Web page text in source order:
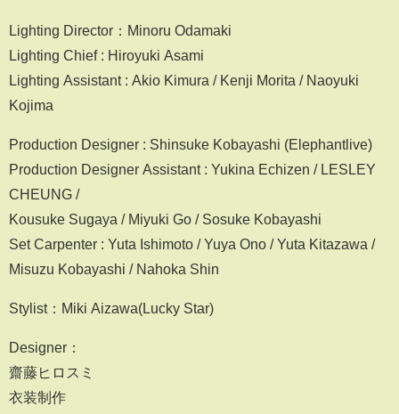
Lighting Director：Minoru Odamaki
Lighting Chief : Hiroyuki Asami
Lighting Assistant : Akio Kimura / Kenji Morita / Naoyuki
Kojima
Production Designer : Shinsuke Kobayashi (Elephantlive)
Production Designer Assistant : Yukina Echizen / LESLEY
CHEUNG /
Kousuke Sugaya / Miyuki Go / Sosuke Kobayashi
Set Carpenter : Yuta Ishimoto / Yuya Ono / Yuta Kitazawa /
Misuzu Kobayashi / Nahoka Shin
Stylist：Miki Aizawa(Lucky Star)
Designer：
齋藤ヒロスミ
衣装制作